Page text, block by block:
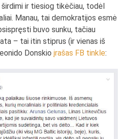
širdimi ir tiesiog tikėčiau, todėl
Manau, tai demokratijos esmė
buvo sunku, tačiau
– tai itin stiprus (ir vienas iš
Donskioįrašas FB tinkle: